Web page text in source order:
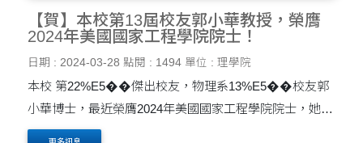
【賀】本校第13屆校友郭小華教授，榮膺
2024年美國國家工程學院院士！
日期 : 2024-03-28 點閱 : 1494 單位 : 理學院
本校 第22%E5��傑出校友，物理系13%E5��校友郭
小華博士，最近榮膺2024年美國國家工程學院院士，她目
前任職於麻省理工學院林肯實驗室，為航空、飛彈和海上